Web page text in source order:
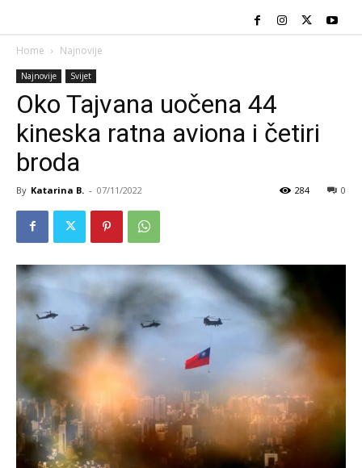
Home Najnovije
Najnovije Svijet
Oko Tajvana uočena 44
kineska ratna aviona i četiri
broda
By Katarina B. - 07/11/2022 0
284